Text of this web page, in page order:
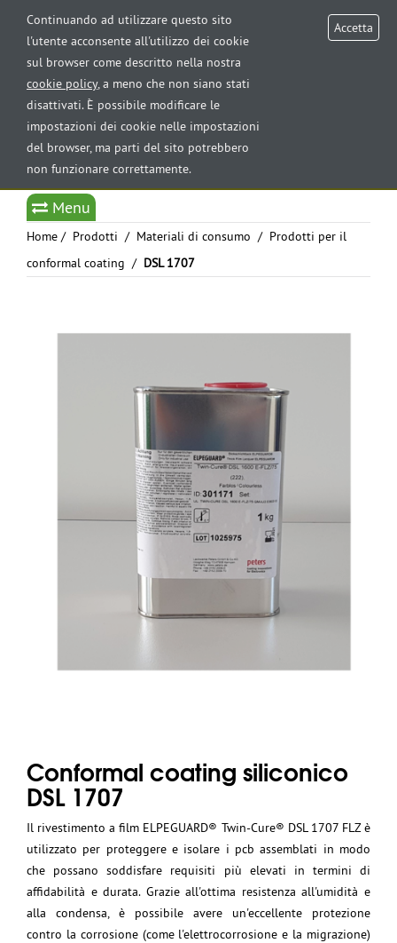
Menu
Home / Prodotti / Materiali di consumo / Prodotti per il
conformal coating / DSL 1707
Conformal coating siliconico
DSL 1707
Il rivestimento a film ELPEGUARD® Twin-Cure® DSL 1707 FLZ è
utilizzato per proteggere e isolare i pcb assemblati in modo
che possano soddisfare requisiti più elevati in termini di
affidabilità e durata. Grazie all'ottima resistenza all'umidità e
alla condensa, è possibile avere un'eccellente protezione
contro la corrosione (come l'elettrocorrosione e la migrazione)
Continuando ad utilizzare questo sito
l'utente acconsente all'utilizzo dei cookie
sul browser come descritto nella nostra
cookie policy, a meno che non siano stati
disattivati. È possibile modificare le
impostazioni dei cookie nelle impostazioni
del browser, ma parti del sito potrebbero
non funzionare correttamente.
Accetta